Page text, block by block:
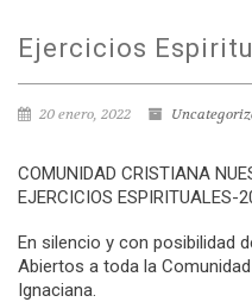
Ejercicios
20 enero, 2022
COMUNIDAD CRISTIANA
EJERCICIOS ESPIRITUALES-
En silencio y con posibilidad
Abiertos a toda la
Ignaciana.